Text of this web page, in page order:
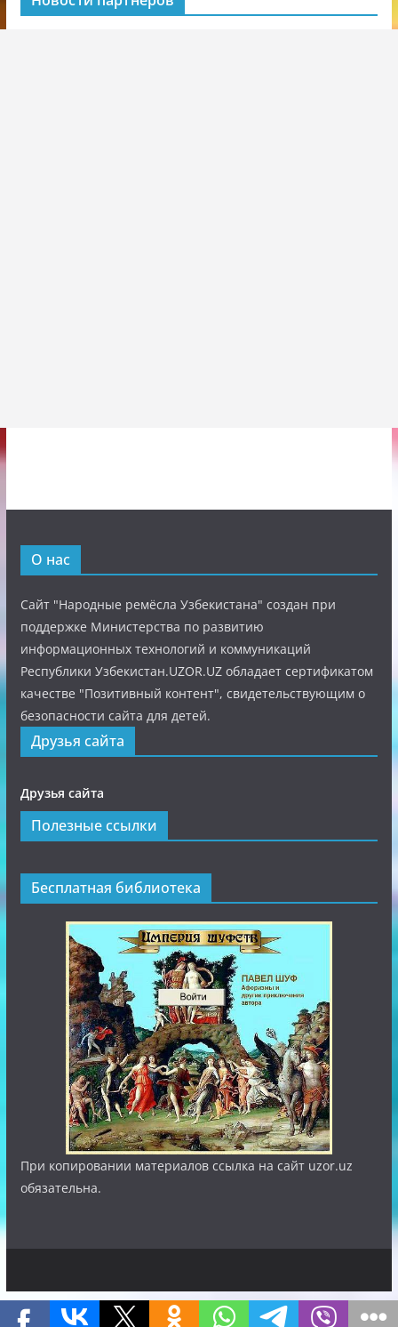
О нас
Сайт "Народные ремёсла Узбекистана" создан при
поддержке Министерства по развитию
информационных технологий и коммуникаций
Республики Узбекистан.UZOR.UZ обладает сертификатом
качестве "Позитивный контент", свидетельствующим о
безопасности сайта для детей.
Друзья сайта
Друзья сайта
Полезные ссылки
Бесплатная библиотека
При копировании материалов ссылка на сайт uzor.uz
обязательна.